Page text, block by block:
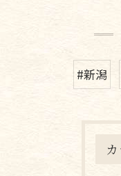
#新潟